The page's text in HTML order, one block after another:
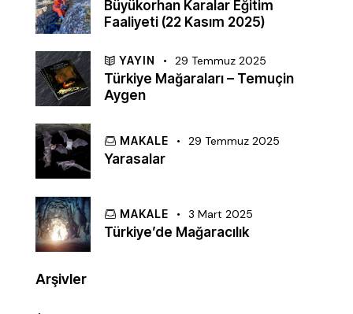
Büyükorhan Karalar Eğitim
Faaliyeti (22 Kasım 2025)
YAYIN 29 Temmuz 2025
Türkiye Mağaraları – Temuçin
Aygen
MAKALE 29 Temmuz 2025
Yarasalar
MAKALE 3 Mart 2025
Türkiye’de Mağaracılık
Arşivler